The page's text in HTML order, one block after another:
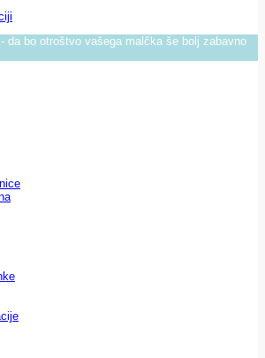
da bo otroštvo vašega malčka še bolj zabavno